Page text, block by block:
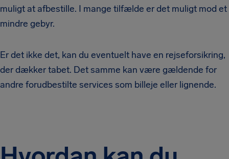
muligt at afbestille. I mange tilfælde er det muligt mod et
mindre gebyr.
Er det ikke det, kan du eventuelt have en rejseforsikring,
der dækker tabet. Det samme kan være gældende for
andre forudbestilte services som billeje eller lignende.